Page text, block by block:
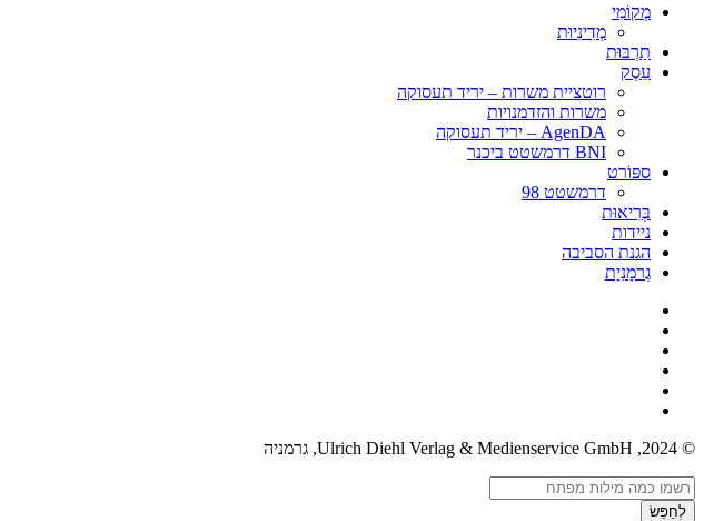
מְקוֹמִי
מְדִינִיוּת
תַרְבּוּת
עֵסֶק
רוטציית משרות – יריד תעסוקה
משרות והזדמנויות
AgenDA – יריד תעסוקה
BNI דרמשטט ביכנר
ספּוֹרט
דרמשטט 98
בְּרִיאוּת
ניידות
הגנת הסביבה
גֶרמָנִיָת
© 2024, Ulrich Diehl Verlag & Medienservice GmbH, גרמניה
לְחַפֵּשׂ